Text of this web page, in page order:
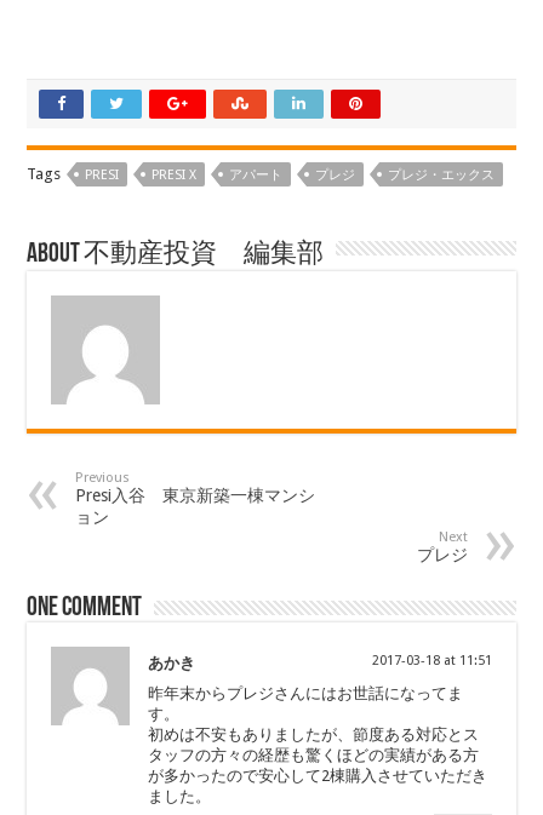
Tags PRESI PRESI X アパート プレジ プレジ・エックス
About 不動産投資 編集部
Previous
Presi入谷 東京新築一棟マンシ
ョン
Next
プレジ
One comment
あかき 2017-03-18 at 11:51
昨年末からプレジさんにはお世話になってま
す。
初めは不安もありましたが、節度ある対応とス
タッフの方々の経歴も驚くほどの実績がある方
が多かったので安心して2棟購入させていただき
ました。